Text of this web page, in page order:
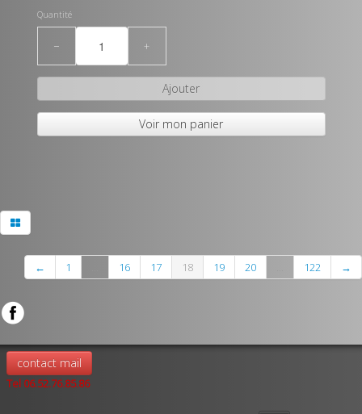
Quantité
− +
Ajouter
Voir mon panier
← 1 16 17 18 19 20 122 →
contact mail
Tel 06.52.76.85.86